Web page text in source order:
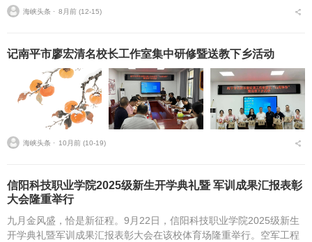
海峡头条 ⋅ 8月前 (12-15)
记南平市廖宏清名校长工作室集中研修暨送教下乡活动
海峡头条 ⋅ 10月前 (10-19)
信阳科技职业学院2025级新生开学典礼暨 军训成果汇报表彰
大会隆重举行
九月金风盛，恰是新征程。9月22日，信阳科技职业学院2025级新生
开学典礼暨军训成果汇报表彰大会在该校体育场隆重举行。空军工程